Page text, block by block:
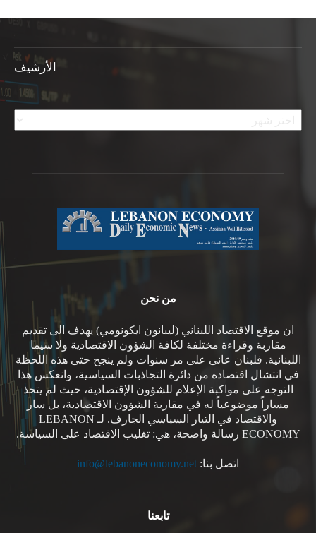
الأرشيف
الأرشيف
من نحن
ان موقع الاقتصاد اللبناني (ليبانون ايكونومي) يهدف الى تقديم
مقاربة وقراءة مختلفة لكافة الشؤون الاقتصادية ولا سيما
اللبنانية. فلبنان عانى على مر سنوات ولم ينجح حتى هذه اللحظة
في انتشال اقتصاده من دائرة التجاذبات السياسية، وانعكس هذا
التوجه على مواكبة الإعلام للشؤون الإقتصادية، حيث لم يتخذ
مساراً موضوعياً له في مقاربة الشؤون الاقتصادية، بل سار
والاقتصاد في التيار السياسي الجارف. لـ LEBANON
ECONOMY رسالة واضحة، هي: تغليب الاقتصاد على السياسة.
اتصل بنا: info@lebanoneconomy.net
تابعنا